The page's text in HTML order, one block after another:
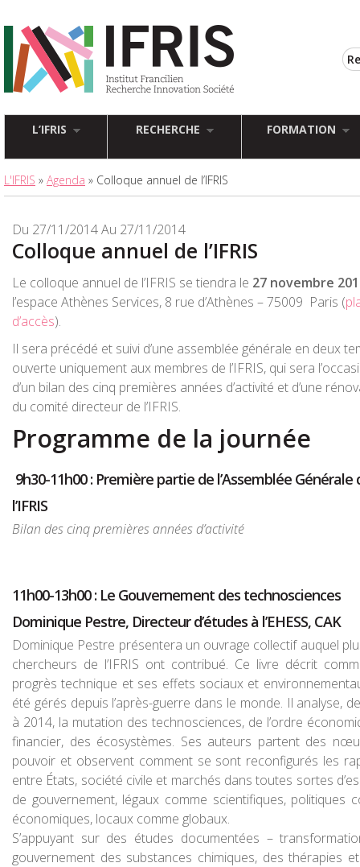
L’IFRIS RECHERCHE FORMATION
L'IFRIS » Agenda » Colloque annuel de l’IFRIS
Du 27/11/2014 Au 27/11/2014
Colloque annuel de l’IFRIS
Le colloque annuel de l’IFRIS se tiendra le 27 novembre
l’espace Athènes Services, 8 rue d’Athènes – 75009 Paris (
d’accès).
Il sera précédé et suivi d’une assemblée générale en deux
ouverte uniquement aux membres de l’IFRIS, qui sera
d’un bilan des cinq premières années d’activité et d’une
du comité directeur de l’IFRIS.
Programme de la journée
9h30-11h00 : Première partie de l’Assemblée Générale
l’IFRIS
Bilan des cinq premières années d’activité
11h00-13h00 : Le Gouvernement des technosciences
Dominique Pestre, Directeur d’études à l’EHESS, CAK
Dominique Pestre présentera un ouvrage collectif auquel
chercheurs de l’IFRIS ont contribué. Ce livre décrit
progrès technique et ses effets sociaux et
été gérés depuis l’après-guerre dans le monde. Il analyse,
à 2014, la mutation des technosciences, de l’ordre
financier, des écosystèmes. Ses auteurs partent des
pouvoir et observent comment se sont reconfigurés les
entre États, société civile et marchés dans toutes sortes
de gouvernement, légaux comme scientifiques, politiques
économiques, locaux comme globaux.
S’appuyant sur des études documentées –
gouvernement des substances chimiques, des thérapies